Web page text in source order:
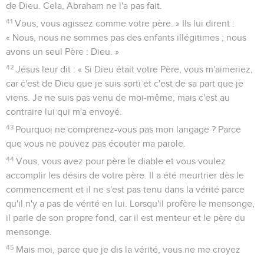
de Dieu. Cela, Abraham ne l'a pas fait.
41 Vous, vous agissez comme votre père. » Ils lui dirent :
« Nous, nous ne sommes pas des enfants illégitimes ; nous
avons un seul Père : Dieu. »
42 Jésus leur dit : « Si Dieu était votre Père, vous m'aimeriez,
car c'est de Dieu que je suis sorti et c'est de sa part que je
viens. Je ne suis pas venu de moi-même, mais c'est au
contraire lui qui m'a envoyé.
43 Pourquoi ne comprenez-vous pas mon langage ? Parce
que vous ne pouvez pas écouter ma parole.
44 Vous, vous avez pour père le diable et vous voulez
accomplir les désirs de votre père. Il a été meurtrier dès le
commencement et il ne s'est pas tenu dans la vérité parce
qu'il n'y a pas de vérité en lui. Lorsqu'il profère le mensonge,
il parle de son propre fond, car il est menteur et le père du
mensonge.
45 Mais moi, parce que je dis la vérité, vous ne me croyez